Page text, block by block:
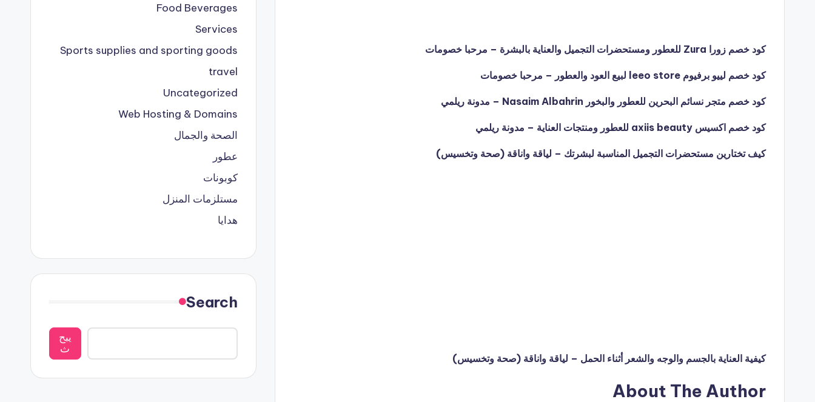
كود خصم زورا Zura للعطور ومستحضرات التجميل والعناية بالبشرة – مرحبا خصومات
كود خصم لييو برفيوم leeo store لبيع العود والعطور – مرحبا خصومات
كود خصم متجر نسائم البحرين للعطور والبخور Nasaim Albahrin – مدونة ريلمي
كود خصم اكسيس axiis beauty للعطور ومنتجات العناية – مدونة ريلمي
كيف تختارين مستحضرات التجميل المناسبة لبشرتك – لياقة واناقة (صحة وتخسيس)
كيفية العناية بالجسم والوجه والشعر أثناء الحمل – لياقة واناقة (صحة وتخسيس)
About The Author
Food Beverages
Services
Sports supplies and sporting goods
travel
Uncategorized
Web Hosting & Domains
الصحة والجمال
عطور
كوبونات
مستلزمات المنزل
هدايا
Search
يبح
ث